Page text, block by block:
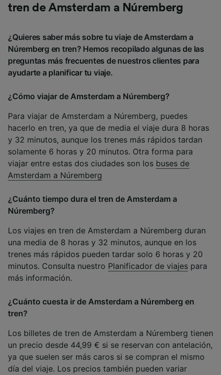
tren de Amsterdam a Núremberg
¿Quieres saber más sobre tu viaje de Amsterdam a
Núremberg en tren? Hemos recopilado algunas de las
preguntas más frecuentes de nuestros clientes para
ayudarte a planificar tu viaje.
¿Cómo viajar de Amsterdam a Núremberg?
Para viajar de Amsterdam a Núremberg, puedes
hacerlo en tren, ya que de media el viaje dura 8 horas
y 32 minutos, aunque los trenes más rápidos tardan
solamente 6 horas y 20 minutos. Otra forma para
viajar entre estas dos ciudades son los buses de
Amsterdam a Núremberg
¿Cuánto tiempo dura el tren de Amsterdam a
Núremberg?
Los viajes en tren de Amsterdam a Núremberg duran
una media de 8 horas y 32 minutos, aunque en los
trenes más rápidos pueden tardar solo 6 horas y 20
minutos. Consulta nuestro Planificador de viajes para
más información.
¿Cuánto cuesta ir de Amsterdam a Núremberg en
tren?
Los billetes de tren de Amsterdam a Núremberg tienen
un precio desde 44,99 € si se reservan con antelación,
ya que suelen ser más caros si se compran el mismo
día del viaje. Los precios también pueden variar